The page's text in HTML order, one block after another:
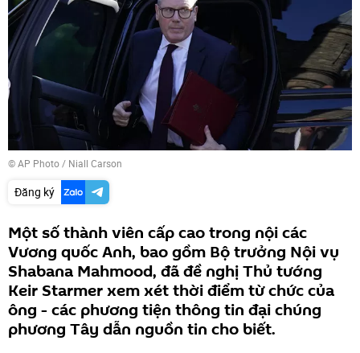
© AP Photo / Niall Carson
Đăng ký
Một số thành viên cấp cao trong nội các
Vương quốc Anh, bao gồm Bộ trưởng Nội vụ
Shabana Mahmood, đã đề nghị Thủ tướng
Keir Starmer xem xét thời điểm từ chức của
ông - các phương tiện thông tin đại chúng
phương Tây dẫn nguồn tin cho biết.